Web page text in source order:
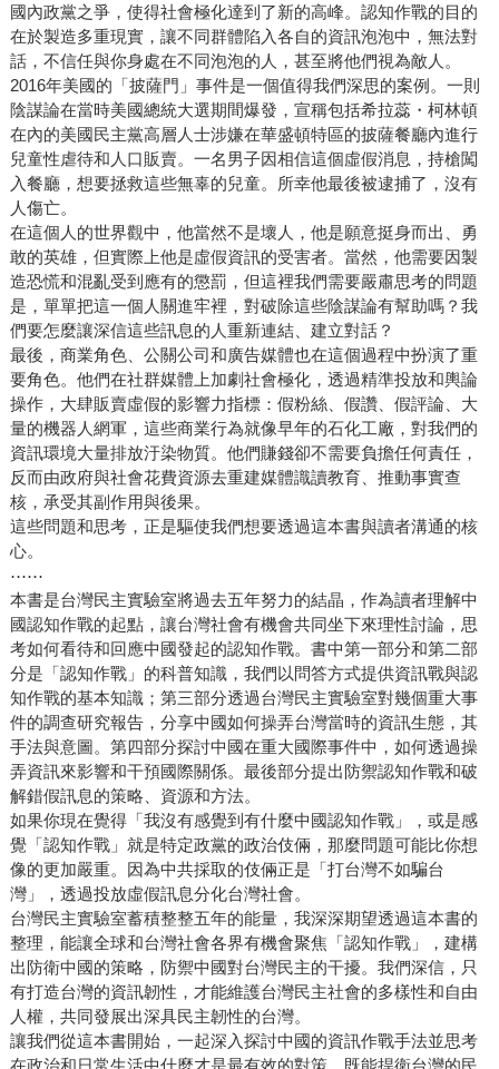
國內政黨之爭，使得社會極化達到了新的高峰。認知作戰的目的
在於製造多重現實，讓不同群體陷入各自的資訊泡泡中，無法對
話，不信任與你身處在不同泡泡的人，甚至將他們視為敵人。
2016年美國的「披薩門」事件是一個值得我們深思的案例。一則
陰謀論在當時美國總統大選期間爆發，宣稱包括希拉蕊・柯林頓
在內的美國民主黨高層人士涉嫌在華盛頓特區的披薩餐廳內進行
兒童性虐待和人口販賣。一名男子因相信這個虛假消息，持槍闖
入餐廳，想要拯救這些無辜的兒童。所幸他最後被逮捕了，沒有
人傷亡。
在這個人的世界觀中，他當然不是壞人，他是願意挺身而出、勇
敢的英雄，但實際上他是虛假資訊的受害者。當然，他需要因製
造恐慌和混亂受到應有的懲罰，但這裡我們需要嚴肅思考的問題
是，單單把這一個人關進牢裡，對破除這些陰謀論有幫助嗎？我
們要怎麼讓深信這些訊息的人重新連結、建立對話？
最後，商業角色、公關公司和廣告媒體也在這個過程中扮演了重
要角色。他們在社群媒體上加劇社會極化，透過精準投放和輿論
操作，大肆販賣虛假的影響力指標：假粉絲、假讚、假評論、大
量的機器人網軍，這些商業行為就像早年的石化工廠，對我們的
資訊環境大量排放汙染物質。他們賺錢卻不需要負擔任何責任，
反而由政府與社會花費資源去重建媒體識讀教育、推動事實查
核，承受其副作用與後果。
這些問題和思考，正是驅使我們想要透過這本書與讀者溝通的核
心。
⋯⋯
本書是台灣民主實驗室將過去五年努力的結晶，作為讀者理解中
國認知作戰的起點，讓台灣社會有機會共同坐下來理性討論，思
考如何看待和回應中國發起的認知作戰。書中第一部分和第二部
分是「認知作戰」的科普知識，我們以問答方式提供資訊戰與認
知作戰的基本知識；第三部分透過台灣民主實驗室對幾個重大事
件的調查研究報告，分享中國如何操弄台灣當時的資訊生態，其
手法與意圖。第四部分探討中國在重大國際事件中，如何透過操
弄資訊來影響和干預國際關係。最後部分提出防禦認知作戰和破
解錯假訊息的策略、資源和方法。
如果你現在覺得「我沒有感覺到有什麼中國認知作戰」，或是感
覺「認知作戰」就是特定政黨的政治伎倆，那麼問題可能比你想
像的更加嚴重。因為中共採取的伎倆正是「打台灣不如騙台
灣」，透過投放虛假訊息分化台灣社會。
台灣民主實驗室蓄積整整五年的能量，我深深期望透過這本書的
整理，能讓全球和台灣社會各界有機會聚焦「認知作戰」，建構
出防衛中國的策略，防禦中國對台灣民主的干擾。我們深信，只
有打造台灣的資訊韌性，才能維護台灣民主社會的多樣性和自由
人權，共同發展出深具民主韌性的台灣。
讓我們從這本書開始，一起深入探討中國的資訊作戰手法並思考
在政治和日常生活中什麼才是最有效的對策，既能捍衛台灣的民